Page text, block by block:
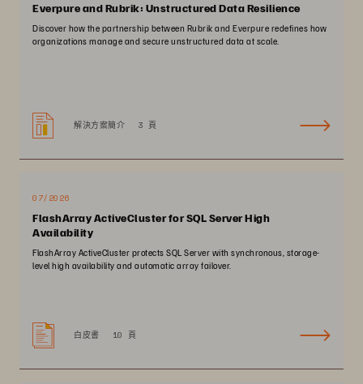
Everpure and Rubrik: Unstructured Data Resilience
Discover how the partnership between Rubrik and Everpure redefines how
organizations manage and secure unstructured data at scale.
解決方案簡介 3 頁
07/2026
FlashArray ActiveCluster for SQL Server High
Availability
FlashArray ActiveCluster protects SQL Server with synchronous, storage-
level high availability and automatic array failover.
白皮書 10 頁